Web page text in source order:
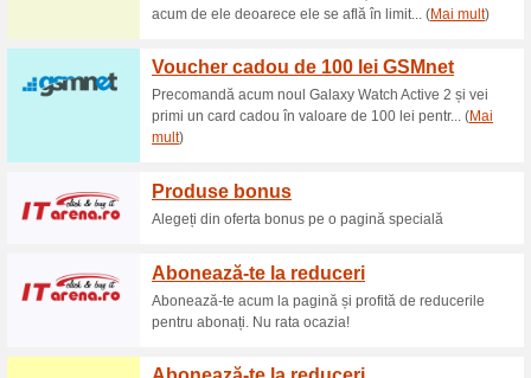
200 lei reducere
57% a funcţionat
lei.. mai mult ››.